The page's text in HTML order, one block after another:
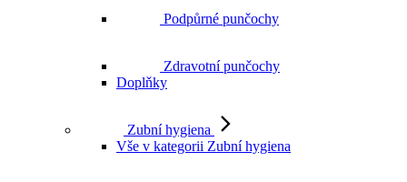
Doplňky
Vše v kategorii Zubní hygiena